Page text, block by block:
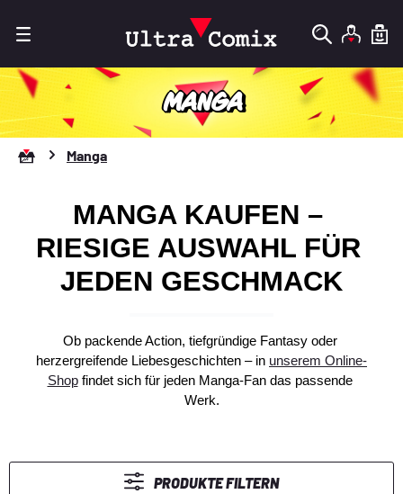
MANGA
Zur Startseite gehen
Manga
MANGA KAUFEN –
RIESIGE AUSWAHL FÜR
JEDEN GESCHMACK
Ob packende Action, tiefgründige Fantasy oder
herzergreifende Liebesgeschichten – in unserem Online-
Shop findet sich für jeden Manga-Fan das passende
Werk.
PRODUKTE FILTERN